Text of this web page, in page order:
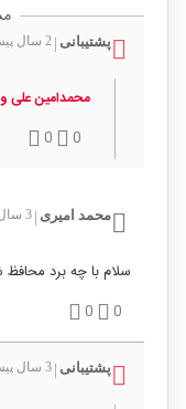
پشتیبانی 2 سال پیش
محمدامین علی
0
0
محمد امیری 3 سال پیش
سلام با چه برد محافظ
0
0
پشتیبانی 3 سال پیش